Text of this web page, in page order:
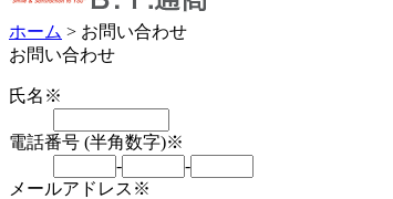
ホーム > お問い合わせ
お問い合わせ
氏名※
電話番号 (半角数字)※
-
-
メールアドレス※